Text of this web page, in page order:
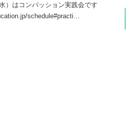
）はコンパッション実践会です
schedule#practi…